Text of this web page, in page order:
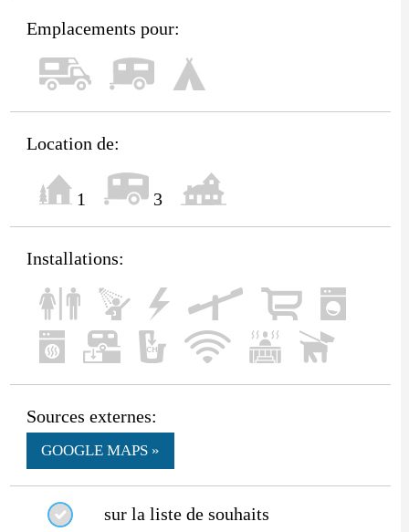
Emplacements pour:
Location de:
1 3
Installations:
Sources externes:
GOOGLE MAPS »
sur la liste de souhaits